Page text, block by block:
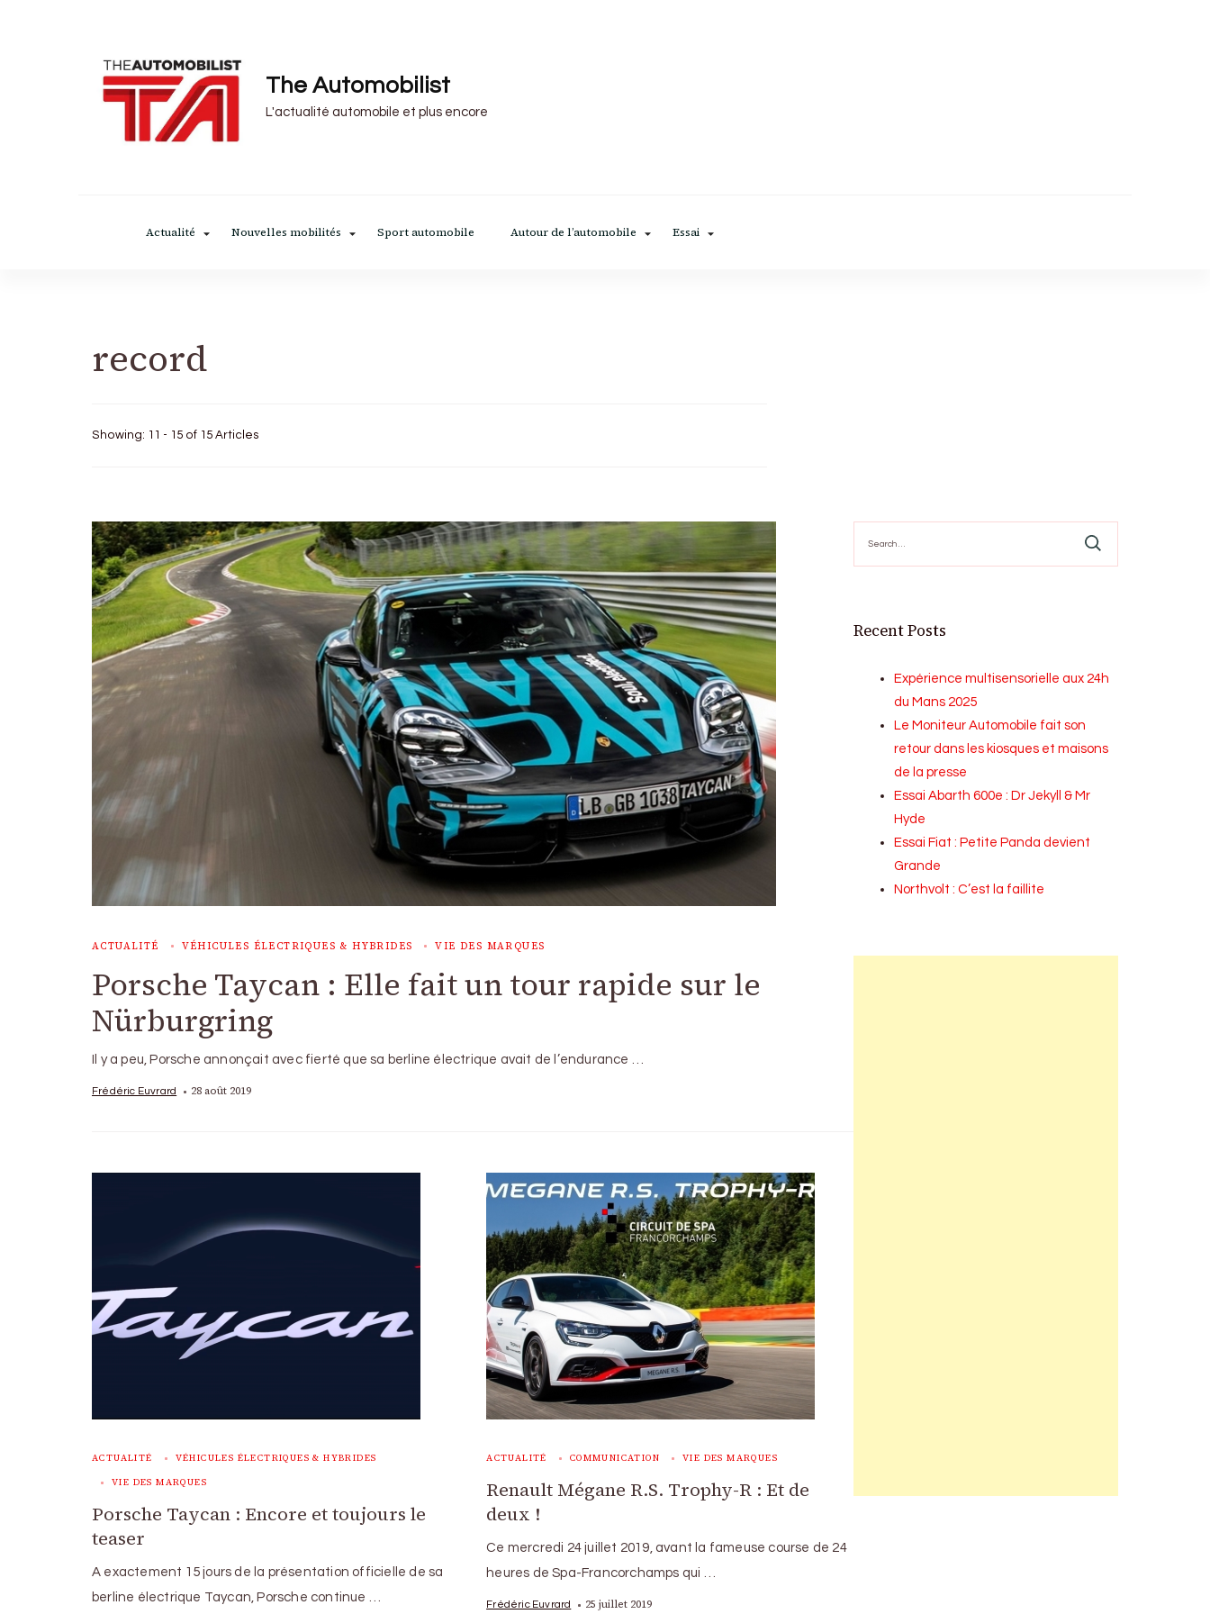
The Automobilist
L'actualité automobile et plus encore
Actualité Nouvelles mobilités Sport automobile Autour de l’automobile Essai
record
Showing: 11 - 15 of 15 Articles
ACTUALITÉ VÉHICULES ÉLECTRIQUES & HYBRIDES VIE DES MARQUES
Porsche Taycan : Elle fait un tour rapide sur le
Nürburgring
Il y a peu, Porsche annonçait avec fierté que sa berline électrique avait de l’endurance …
Frédéric Euvrard 28 août 2019
ACTUALITÉ VÉHICULES ÉLECTRIQUES & HYBRIDES
VIE DES MARQUES
Porsche Taycan : Encore et toujours le
teaser
A exactement 15 jours de la présentation officielle de sa
berline électrique Taycan, Porsche continue …
ACTUALITÉ COMMUNICATION VIE DES MARQUES
Renault Mégane R.S. Trophy-R : Et de
deux !
Ce mercredi 24 juillet 2019, avant la fameuse course de 24
heures de Spa-Francorchamps qui …
Frédéric Euvrard 25 juillet 2019
for:
Recent Posts
Expérience multisensorielle aux 24h
du Mans 2025
Le Moniteur Automobile fait son
retour dans les kiosques et maisons
de la presse
Essai Abarth 600e : Dr Jekyll & Mr
Hyde
Essai Fiat : Petite Panda devient
Grande
Northvolt : C’est la faillite